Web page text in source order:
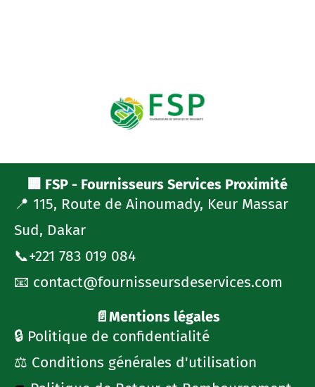
🏢 FSP - Fournisseurs Services Proximité
📍 115, Route de Ainoumady, Keur Massar
Sud, Dakar
📞+221 783 019 084
📧 contact@fournisseursdeservices.com
📄Mentions légales
🔒 Politique de confidentialité
⚖️ Conditions générales d'utilisation